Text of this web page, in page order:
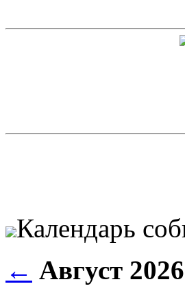
Календарь
← Август 2026